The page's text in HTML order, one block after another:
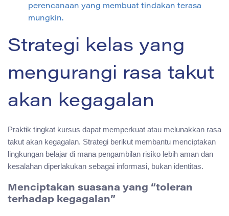
perencanaan yang membuat tindakan terasa
mungkin.
Strategi kelas yang
mengurangi rasa takut
akan kegagalan
Praktik tingkat kursus dapat memperkuat atau melunakkan rasa
takut akan kegagalan. Strategi berikut membantu menciptakan
lingkungan belajar di mana pengambilan risiko lebih aman dan
kesalahan diperlakukan sebagai informasi, bukan identitas.
Menciptakan suasana yang “toleran
terhadap kegagalan”